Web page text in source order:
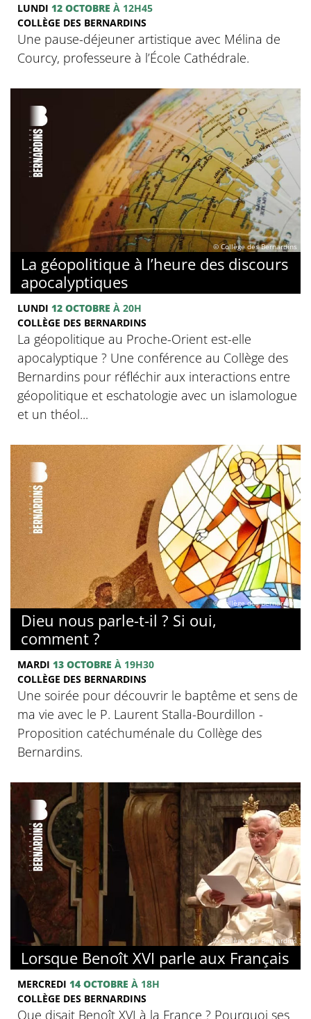
LUNDI 12 OCTOBRE À 12H45
COLLÈGE DES BERNARDINS
Une pause-déjeuner artistique avec Mélina de
Courcy, professeure à l’École Cathédrale.
© Collège des Bernardins
La géopolitique à l’heure des discours
apocalyptiques
LUNDI 12 OCTOBRE À 20H
COLLÈGE DES BERNARDINS
La géopolitique au Proche-Orient est-elle
apocalyptique ? Une conférence au Collège des
Bernardins pour réfléchir aux interactions entre
géopolitique et eschatologie avec un islamologue
et un théol...
© Collège des Bernardins
Dieu nous parle-t-il ? Si oui,
comment ?
MARDI 13 OCTOBRE À 19H30
COLLÈGE DES BERNARDINS
Une soirée pour découvrir le baptême et sens de
ma vie avec le P. Laurent Stalla-Bourdillon -
Proposition catéchuménale du Collège des
Bernardins.
© Collège des Bernardins
Lorsque Benoît XVI parle aux Français
MERCREDI 14 OCTOBRE À 18H
COLLÈGE DES BERNARDINS
Que disait Benoît XVI à la France ? Pourquoi ses